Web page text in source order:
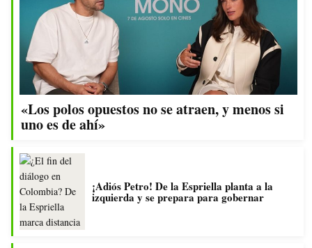
«Los polos opuestos no se atraen, y menos si
uno es de ahí»
¡Adiós Petro! De la Espriella planta a la
izquierda y se prepara para gobernar